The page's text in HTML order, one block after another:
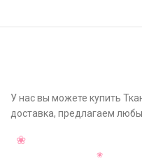
У нас вы можете купить
доставка, предлагаем